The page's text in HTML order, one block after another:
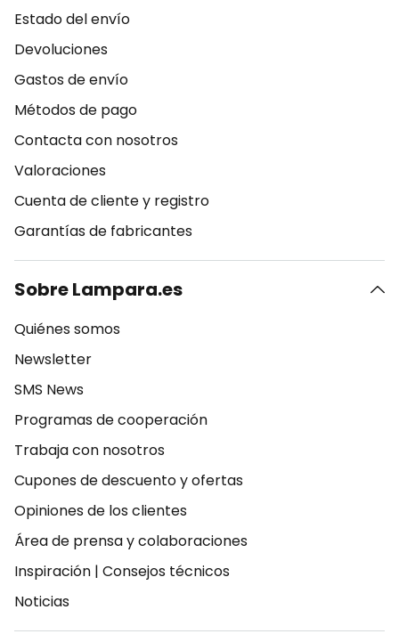
Estado del envío
Devoluciones
Gastos de envío
Métodos de pago
Contacta con nosotros
Valoraciones
Cuenta de cliente y registro
Garantías de fabricantes
Sobre Lampara.es
Quiénes somos
Newsletter
SMS News
Programas de cooperación
Trabaja con nosotros
Cupones de descuento y ofertas
Opiniones de los clientes
Área de prensa y colaboraciones
Inspiración | Consejos técnicos
Noticias